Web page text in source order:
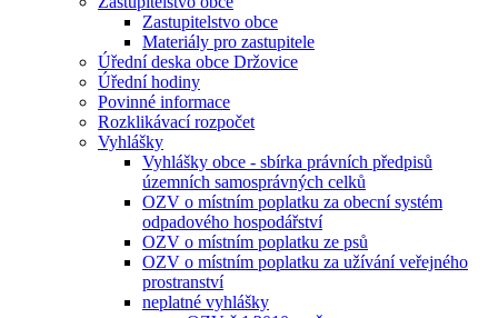
Zastupitelstvo obce
Materiály pro zastupitele
Úřední deska obce Držovice
Úřední hodiny
Povinné informace
Rozklikávací rozpočet
Vyhlášky
Vyhlášky obce - sbírka právních předpisů
územních samosprávných celků
OZV o místním poplatku za obecní systém
odpadového hospodářství
OZV o místním poplatku ze psů
OZV o místním poplatku za užívání veřejného
prostranství
neplatné vyhlášky